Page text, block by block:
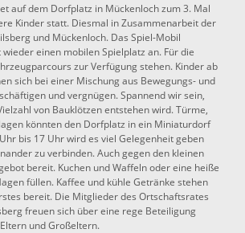
auf dem Dorfplatz in Mückenloch zum 3. Mal
Kinder statt. Diesmal in Zusammenarbeit der
und Mückenloch. Das Spiel-Mobil
wieder einen mobilen Spielplatz an. Für die
zur Verfügung stehen. Kinder ab
sich bei einer Mischung aus Bewegungs- und
und vergnügen. Spannend wir sein,
von Bauklötzen entstehen wird. Türme,
könnten den Dorfplatz in ein Miniaturdorf
bis 17 Uhr wird es viel Gelegenheit geben
zu verbinden. Auch gegen den kleinen
bereit. Kuchen und Waffeln oder eine heiße
füllen. Kaffee und kühle Getränke stehen
bereit. Die Mitglieder des Ortschaftsrates
freuen sich über eine rege Beteiligung
und Großeltern.